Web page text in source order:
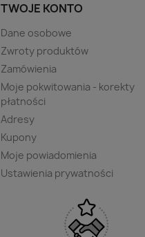
TWOJE KONTO
Dane osobowe
Zwroty produktów
Zamówienia
Moje pokwitowania - korekty
płatności
Adresy
Kupony
Moje powiadomienia
Ustawienia prywatności